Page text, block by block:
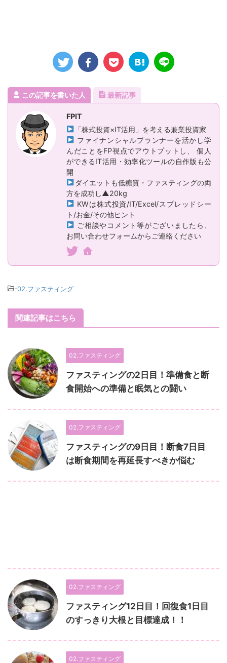
この記事を書いた人 最新記事
FPIT
「株式投資×IT活用」を考える兼業投資家
ファイナンシャルプランナーを活かし学
んだことをFP視点でアウトプットし、 個人
ができるIT活用・効率化ツールの自作版も公
開
ダイエットも低糖質・ファスティングの両
方を成功し▲20kg
KWは株式投資/IT/Excel/スプレッドシー
ト/お金/その他ヒント
ご相談やコメント等がございましたら、
お問い合わせフォームからご連絡ください
-02.ファスティング
関連記事はこちら
02.ファスティング
ファスティングの2日目！準備食と断
食開始への準備と眠気との闘い
02.ファスティング
ファスティングの9日目！断食7日目
は断食期間を再延長すべきか悩む
02.ファスティング
ファスティング12日目！回復食1日目
のすっきり大根と目標達成！！
02.ファスティング